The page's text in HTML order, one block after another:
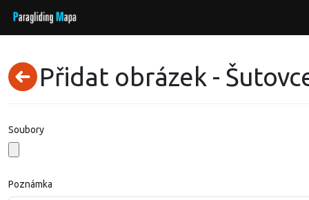
Přidat obrázek -
Soubory
Poznámka